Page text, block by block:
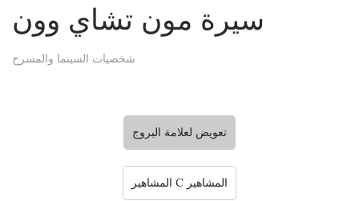
سيرة مون تشاي وون
شخصيات السينما والمسرح
تعويض لعلامة البروج
المشاهير C المشاهير